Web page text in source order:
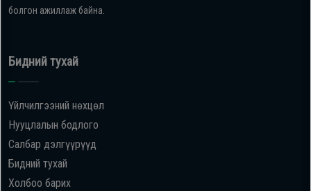
болгон ажиллаж байна.
Бидний тухай
Үйлчилгээний нөхцөл
Нууцлалын бодлого
Салбар дэлгүүрүүд
Бидний тухай
Холбоо барих